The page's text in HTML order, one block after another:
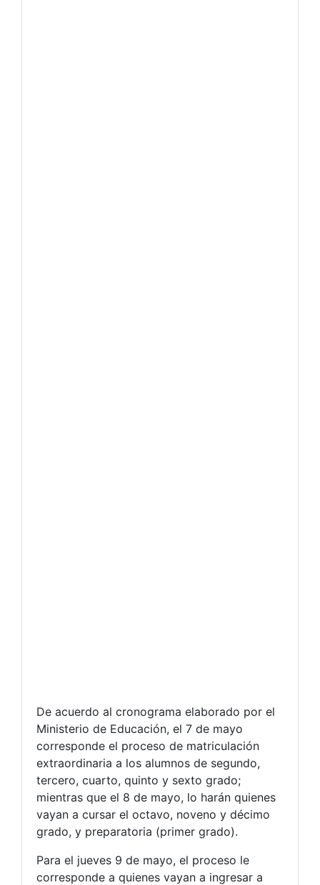
De acuerdo al cronograma elaborado por el
Ministerio de Educación, el 7 de mayo
corresponde el proceso de matriculación
extraordinaria a los alumnos de segundo,
tercero, cuarto, quinto y sexto grado;
mientras que el 8 de mayo, lo harán quienes
vayan a cursar el octavo, noveno y décimo
grado, y preparatoria (primer grado).
Para el jueves 9 de mayo, el proceso le
corresponde a quienes vayan a ingresar a